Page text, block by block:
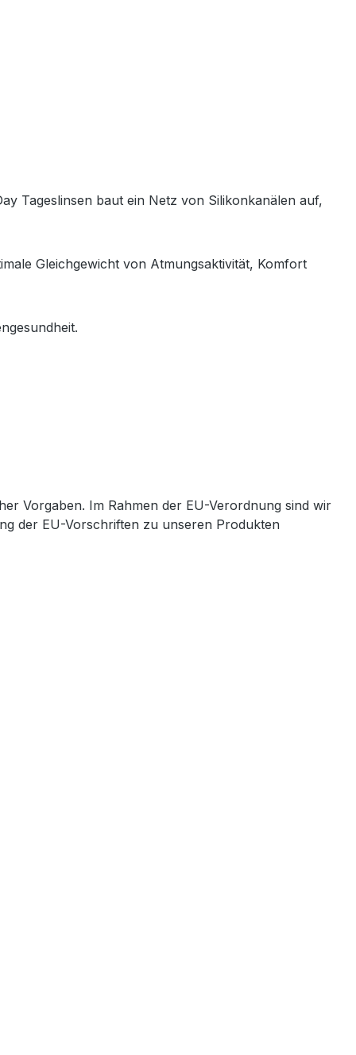
Tageslinsen baut ein Netz von Silikonkanälen auf,
Gleichgewicht von Atmungsaktivität, Komfort
Vorgaben. Im Rahmen der EU-Verordnung sind wir
der EU-Vorschriften zu unseren Produkten